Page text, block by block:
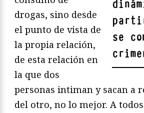
se
drogas, sino desde
el punto de vista de
la propia relación,
de esta relación en
la que dos
personas intiman y sacan a
del otro, no lo mejor. A